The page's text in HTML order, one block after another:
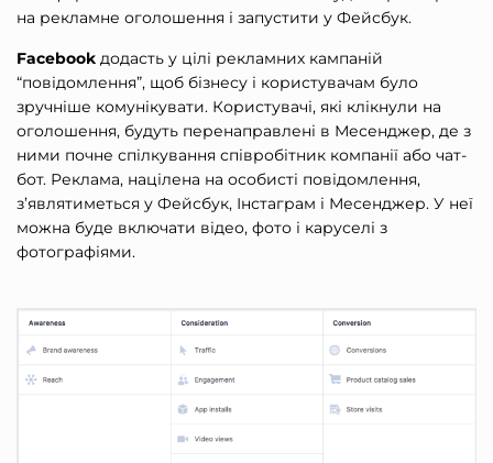
на рекламне оголошення і запустити у Фейсбук.
Facebook додасть у цілі рекламних кампаній
“повідомлення”, щоб бізнесу і користувачам було
зручніше комунікувати. Користувачі, які клікнули на
оголошення, будуть перенаправлені в Месенджер, де з
ними почне спілкування співробітник компанії або чат-
бот. Реклама, націлена на особисті повідомлення,
з’являтиметься у Фейсбук, Інстаграм і Месенджер. У неї
можна буде включати відео, фото і каруселі з
фотографіями.